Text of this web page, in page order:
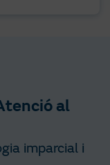
al
imparcial i